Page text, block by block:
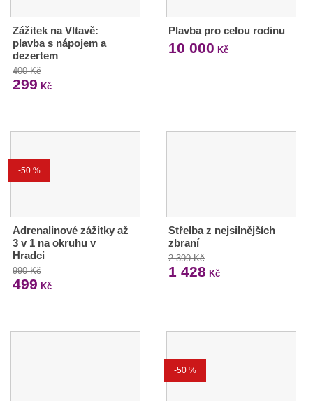
Zážitek na Vltavě:
plavba s nápojem a
dezertem
400 Kč
299 Kč
Plavba pro celou rodinu
10 000 Kč
-50 %
Adrenalinové zážitky až
3 v 1 na okruhu v
Hradci
990 Kč
499 Kč
Střelba z nejsilnějších
zbraní
2 399 Kč
1 428 Kč
-50 %